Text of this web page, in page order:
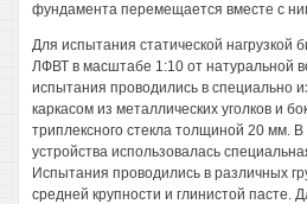
фундамента перемещается вместе с
Для испытания статической нагрузкой
ЛФВТ в масштабе 1:10 от натуральной
испытания проводились в специально
каркасом из металлических уголков и
триплексного стекла толщиной 20 мм. В
устройства использовалась
Испытания проводились в различных
средней крупности и глинистой пасте.